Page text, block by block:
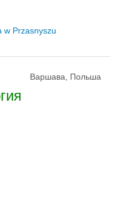
w Przasnyszu
Варшава, Польша